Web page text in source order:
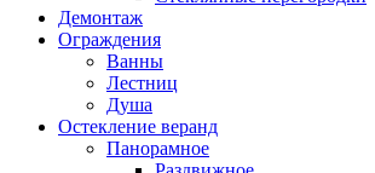
Демонтаж
Ограждения
Ванны
Лестниц
Душа
Остекление веранд
Панорамное